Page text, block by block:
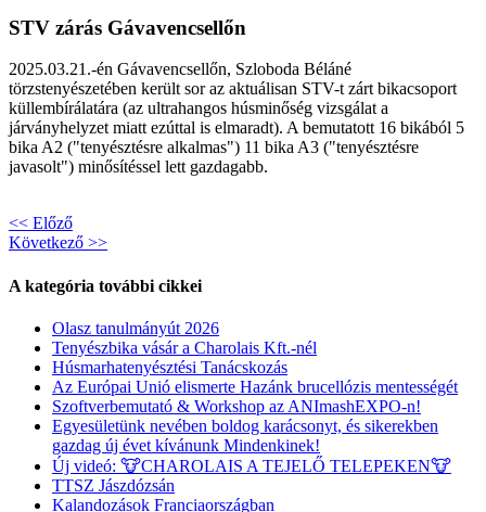
STV zárás Gávavencsellőn
2025.03.21.-én Gávavencsellőn, Szloboda Béláné
törzstenyészetében került sor az aktuálisan STV-t zárt bikacsoport
küllembírálatára (az ultrahangos húsminőség vizsgálat a
járványhelyzet miatt ezúttal is elmaradt). A bemutatott 16 bikából 5
bika A2 ("tenyésztésre alkalmas") 11 bika A3 ("tenyésztésre
javasolt") minősítéssel lett gazdagabb.
<< Előző
Következő >>
A kategória további cikkei
Olasz tanulmányút 2026
Tenyészbika vásár a Charolais Kft.-nél
Húsmarhatenyésztési Tanácskozás
Az Európai Unió elismerte Hazánk brucellózis mentességét
Szoftverbemutató & Workshop az ANImashEXPO-n!
Egyesületünk nevében boldog karácsonyt, és sikerekben
gazdag új évet kívánunk Mindenkinek!
Új videó: 🐮CHAROLAIS A TEJELŐ TELEPEKEN🐮
TTSZ Jászdózsán
Kalandozások Franciaországban